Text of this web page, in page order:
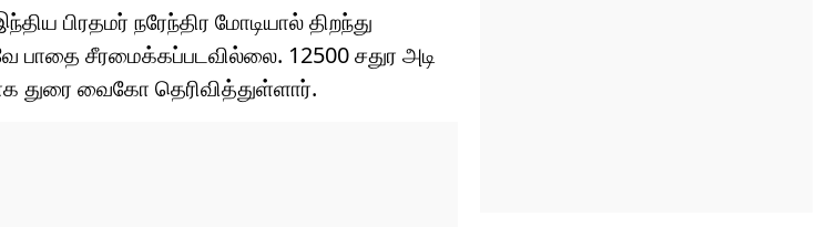
பிரதமர் நரேந்திர மோடியால் திறந்து
சீரமைக்கப்படவில்லை. 12500 சதுர அடி
துரை வைகோ தெரிவித்துள்ளார்.